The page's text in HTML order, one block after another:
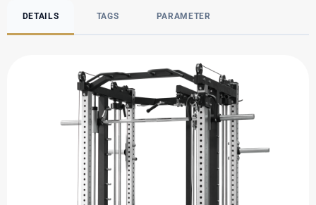
DETAILS TAGS PARAMETER